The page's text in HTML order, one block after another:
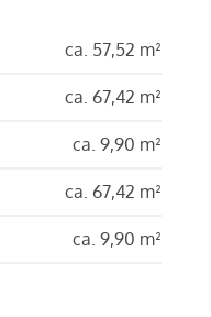
ca. 57,52 m²
ca. 67,42 m²
ca. 9,90 m²
ca. 67,42 m²
ca. 9,90 m²